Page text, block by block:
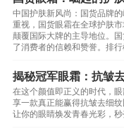
中国护肤新风尚：国货品牌
重视，国货眼霜在全球护肤
颠覆国际大牌的主导地位。
了消费者的信赖和赞誉。排
揭秘冠军眼霜：抗皱
在这个颜值即正义的时代，
享一款真正能赢得抗皱去细
让你的眼睛焕发青春光彩，秒